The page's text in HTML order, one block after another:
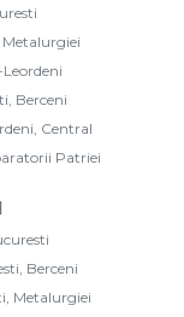
Berceni
Central
Patriei
Berceni
Metalurgiei